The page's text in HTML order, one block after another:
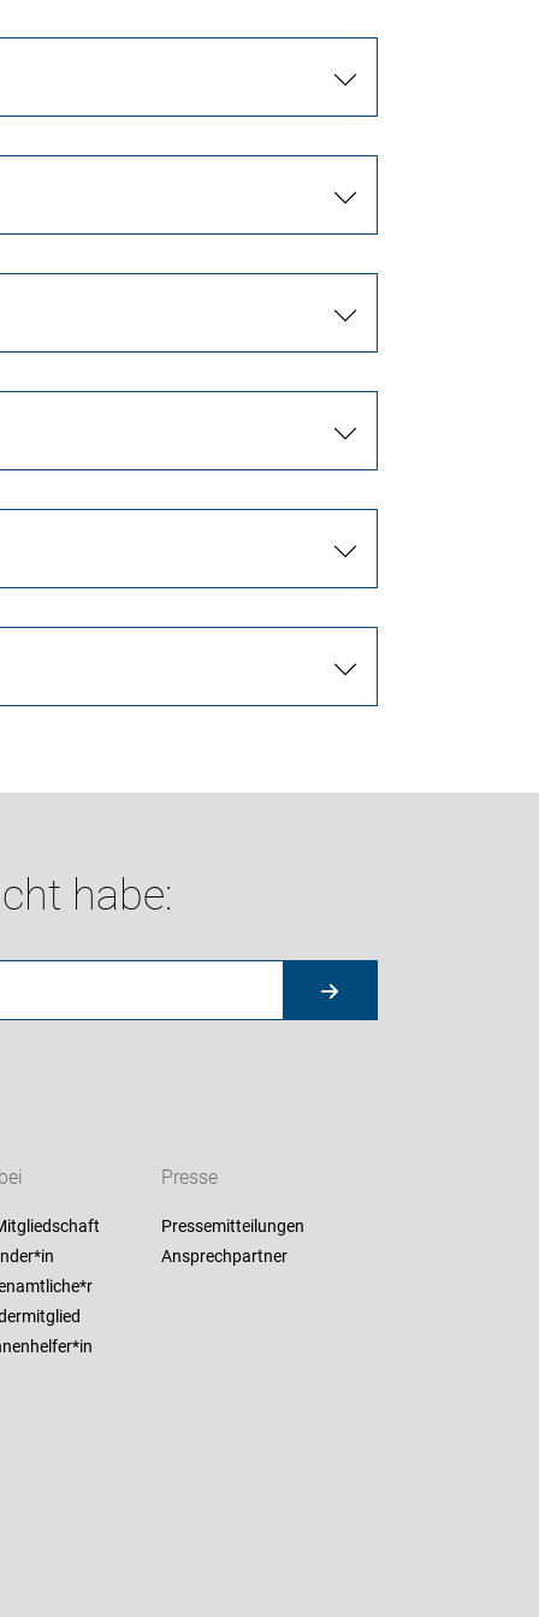
habe:
Presse
Pressemitteilungen
Ansprechpartner